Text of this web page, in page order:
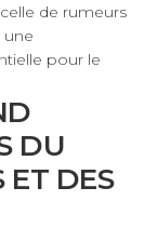
de rumeurs
une
pour le
DU
ET DES